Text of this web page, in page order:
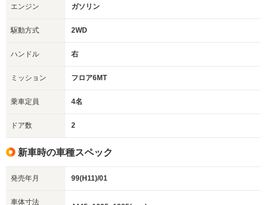
エンジン ガソリン
駆動方式 2WD
ハンドル 右
ミッション フロア6MT
乗車定員 4名
ドア数 2
新車時の車種スペック
発売年月 99(H11)/01
車体寸法